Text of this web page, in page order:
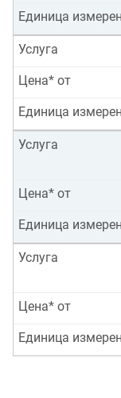
Единица
Услуга
Цена* от
Единица
Услуга
Цена* от
Единица
Услуга
Цена* от
Единица